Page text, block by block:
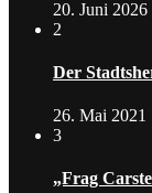
20. Juni 2026
2
Der
26. Mai 2021
3
„Frag